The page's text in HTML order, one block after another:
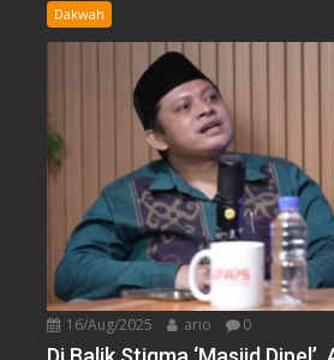
Dakwah
16/Aug/2025 ario 0